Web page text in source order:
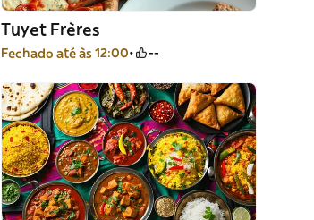
Tuyet Frères
Fechado até às 12:00 --